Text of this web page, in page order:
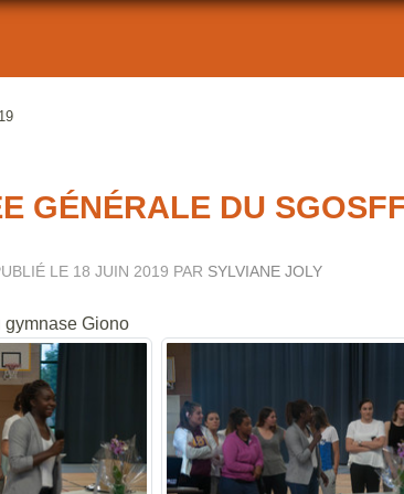
GÉNÉRALE DU
LE 18 JUIN 2019 PAR SYLVIANE JOLY
Giono